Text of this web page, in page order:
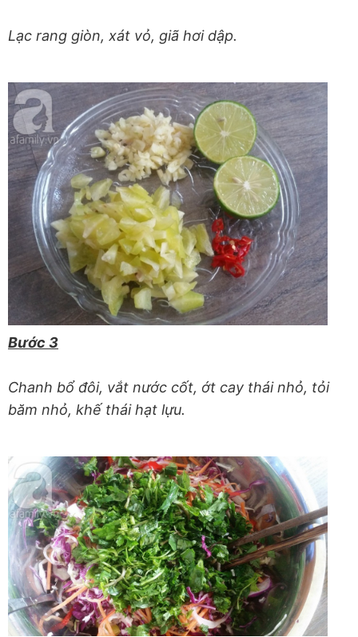
Lạc rang giòn, xát vỏ, giã hơi dập.
Bước 3
Chanh bổ đôi, vắt nước cốt, ớt cay thái nhỏ, tỏi
băm nhỏ, khế thái hạt lựu.